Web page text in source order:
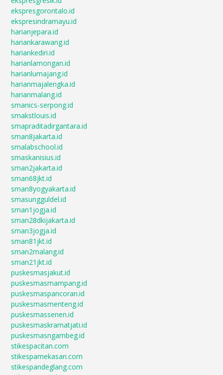
ekspresgorontalo.id
ekspresindramayu.id
harianjepara.id
hariankarawang.id
hariankediri.id
harianlamongan.id
harianlumajang.id
harianmajalengka.id
harianmalang.id
smanics-serpong.id
smakstlouis.id
smapraditadirgantara.id
sman8jakarta.id
smalabschool.id
smaskanisius.id
sman2jakarta.id
sman68jkt.id
sman8yogyakarta.id
smasungguldel.id
sman1jogja.id
sman28dkijakarta.id
sman3jogja.id
sman81jkt.id
sman2malang.id
sman21jkt.id
puskesmasjakut.id
puskesmasmampang.id
puskesmaspancoran.id
puskesmasmenteng.id
puskesmassenen.id
puskesmaskramatjati.id
puskesmasngambeg.id
stikespacitan.com
stikespamekasan.com
stikespandeglang.com